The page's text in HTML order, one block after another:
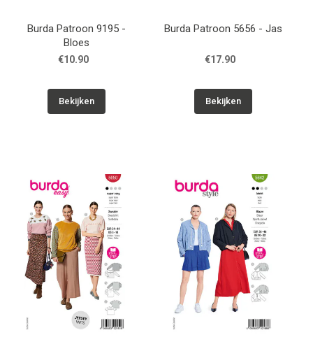
Burda Patroon 9195 -
Bloes
€10.90
Bekijken
Burda Patroon 5656 - Jas
€17.90
Bekijken